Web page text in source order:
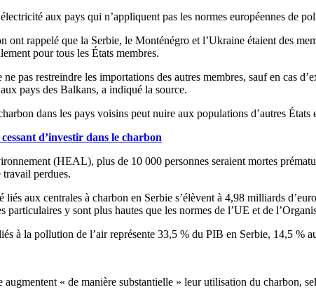
aux pays qui n’appliquent pas les normes européennes de
ont rappelé que la Serbie, le Monténégro et l’Ukraine étaient des
pour tous les États membres.
pas restreindre les importations des autres membres, sauf en cas
pays des Balkans, a indiqué la source.
dans les pays voisins peut nuire aux populations d’autres
d’investir dans le charbon
(HEAL), plus de 10 000 personnes seraient mortes
perdues.
aux centrales à charbon en Serbie s’élèvent à 4,98 milliards
particulaires y sont plus hautes que les normes de l’UE et de
à la pollution de l’air représente 33,5 % du PIB en Serbie, 14,5 %
« de manière substantielle » leur utilisation du charbon,